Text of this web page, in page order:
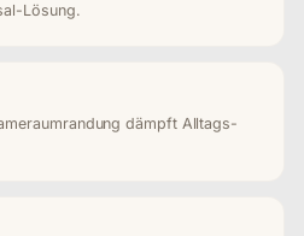
Lösung.
dämpft Alltags-